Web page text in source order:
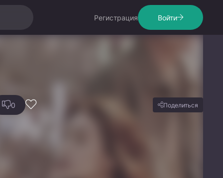
Регистрация Войти
0 Поделиться